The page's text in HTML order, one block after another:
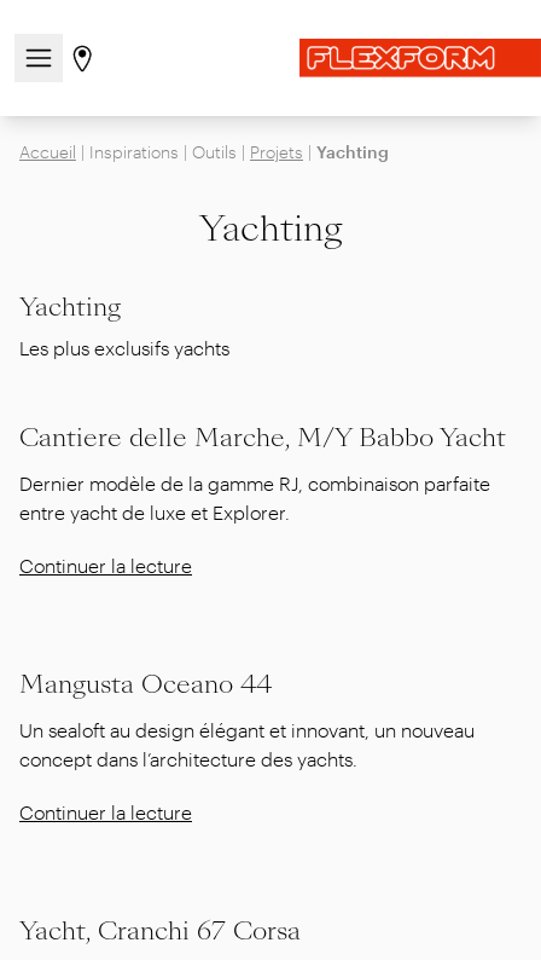
Ouvrir/fermer le menu de navigation
Aller à la page des magasins
Accueil | Inspirations | Outils | Projets | Yachting
Yachting
Yachting
Les plus exclusifs yachts
Cantiere delle Marche, M/Y Babbo Yacht
Dernier modèle de la gamme RJ, combinaison parfaite
entre yacht de luxe et Explorer.
Continuer la lecture
Mangusta Oceano 44
Un sealoft au design élégant et innovant, un nouveau
concept dans l’architecture des yachts.
Continuer la lecture
Yacht, Cranchi 67 Corsa